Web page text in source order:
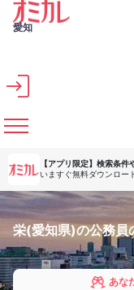
メインコンテンツへスキッ
愛知
【アプリ限定】 検索条件
いますぐ無料ダウンロー
栄(愛知県)の公務員
あな